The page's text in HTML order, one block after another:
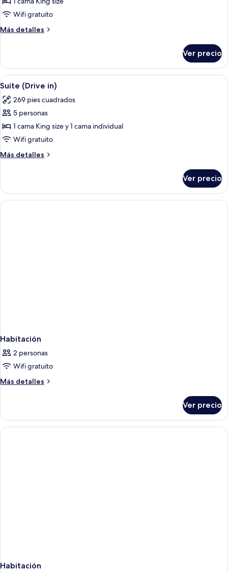
Habitación
superior
(Drive-
Loft)
Wifi gratuito
Más detalles
Más
superior
(Drive-
in
Ver precio
Abrir
todas
las
fotos
de
Suite
(Drive
in)
Habitación de hotel con dos camas,
16
Suite (Drive in)
269 pies cuadrados
5 personas
1 cama King size y 1 cama individual
Wifi gratuito
Más detalles
Más
(Drive
in)
Ver precio
Habitación
2 personas
Wifi gratuito
Más detalles
Más
Ver precio
Habitación